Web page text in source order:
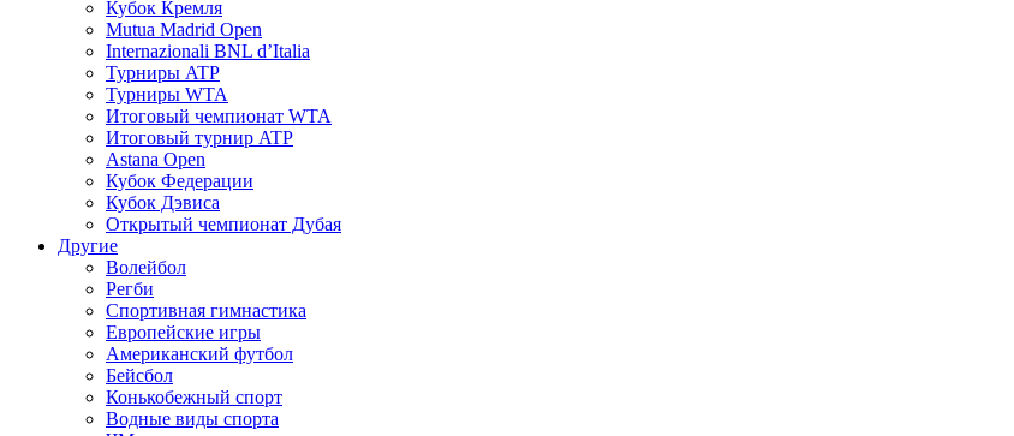
Кубок Кремля
Mutua Madrid Open
Internazionali BNL d’Italia
Турниры ATP
Турниры WTA
Итоговый чемпионат WTA
Итоговый турнир ATP
Astana Open
Кубок Федерации
Кубок Дэвиса
Открытый чемпионат Дубая
Другие
Волейбол
Регби
Спортивная гимнастика
Европейские игры
Американский футбол
Бейсбол
Конькобежный спорт
Водные виды спорта